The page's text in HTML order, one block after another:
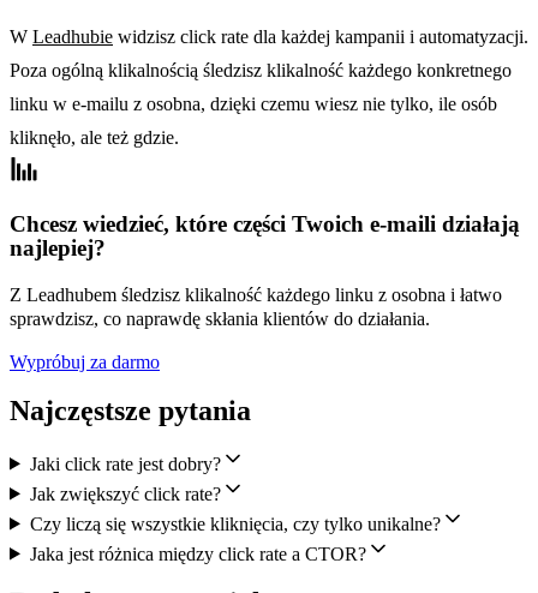
W Leadhubie widzisz click rate dla każdej kampanii i automatyzacji.
Poza ogólną klikalnością śledzisz klikalność każdego konkretnego
linku w e-mailu z osobna, dzięki czemu wiesz nie tylko, ile osób
kliknęło, ale też gdzie.
Chcesz wiedzieć, które części Twoich e-maili działają
najlepiej?
Z Leadhubem śledzisz klikalność każdego linku z osobna i łatwo
sprawdzisz, co naprawdę skłania klientów do działania.
Wypróbuj za darmo
Najczęstsze pytania
Jaki click rate jest dobry?
Jak zwiększyć click rate?
Czy liczą się wszystkie kliknięcia, czy tylko unikalne?
Jaka jest różnica między click rate a CTOR?